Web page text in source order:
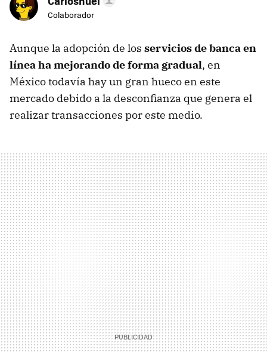
Colaborador
Aunque la adopción de los servicios de banca en
línea ha mejorando de forma gradual, en
México todavía hay un gran hueco en este
mercado debido a la desconfianza que genera el
realizar transacciones por este medio.